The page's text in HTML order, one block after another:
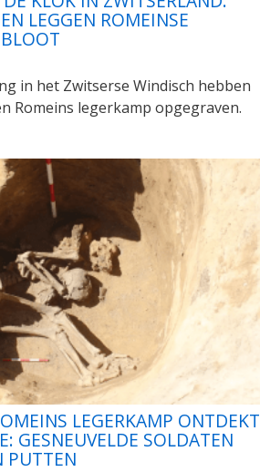
LEGGEN ROMEINSE
in het Zwitserse Windisch hebben
Romeins legerkamp opgegraven.
LEGERKAMP ONTDEKT
GESNEUVELDE SOLDATEN
PUTTEN